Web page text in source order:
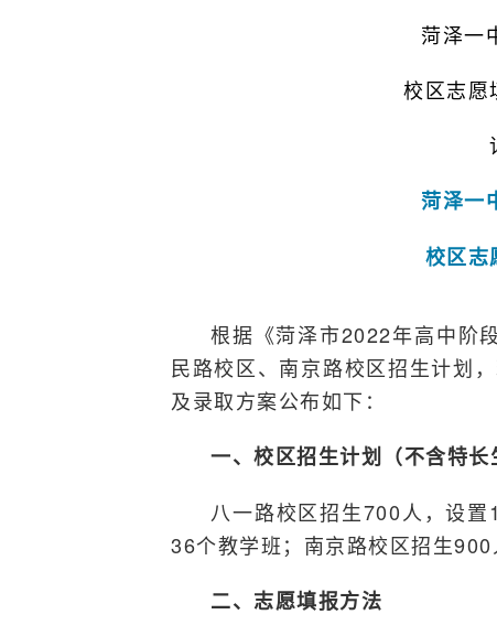
菏泽一
校区志愿
菏泽一
校区志
根据《菏泽市2022年高中阶
民路校区、南京路校区招生计划
及录取方案公布如下：
一、校区招生计划（不含特长
八一路校区招生700人，设
36个教学班；南京路校区招生900
二、志愿填报方法